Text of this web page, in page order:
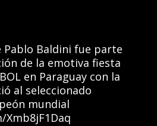
Pablo Baldini fue parte
de la emotiva fiesta
en Paraguay con la
al seleccionado
mundial